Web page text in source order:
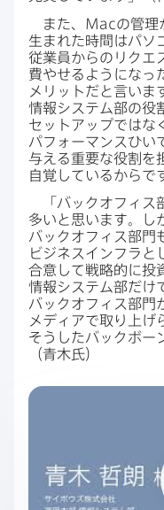
また、 Macの​管理
生まれた​時間は​パソ
従業員からの​リクエ
費やせるようになっ
メリットだと​言いま
情報システム部の​役
セットアップではな
パフォーマンスひい
与える​重要な​役割を​
自覚しているからで
「バックオフィ
多いと​思います。​し
バックオフィス部​門
ビジネスインフラと​
合意して​戦略的に​投
情報システム部だけ
バックオフィス部​門
メディアで​取り上げ
そうした​バックボー
（青木氏）